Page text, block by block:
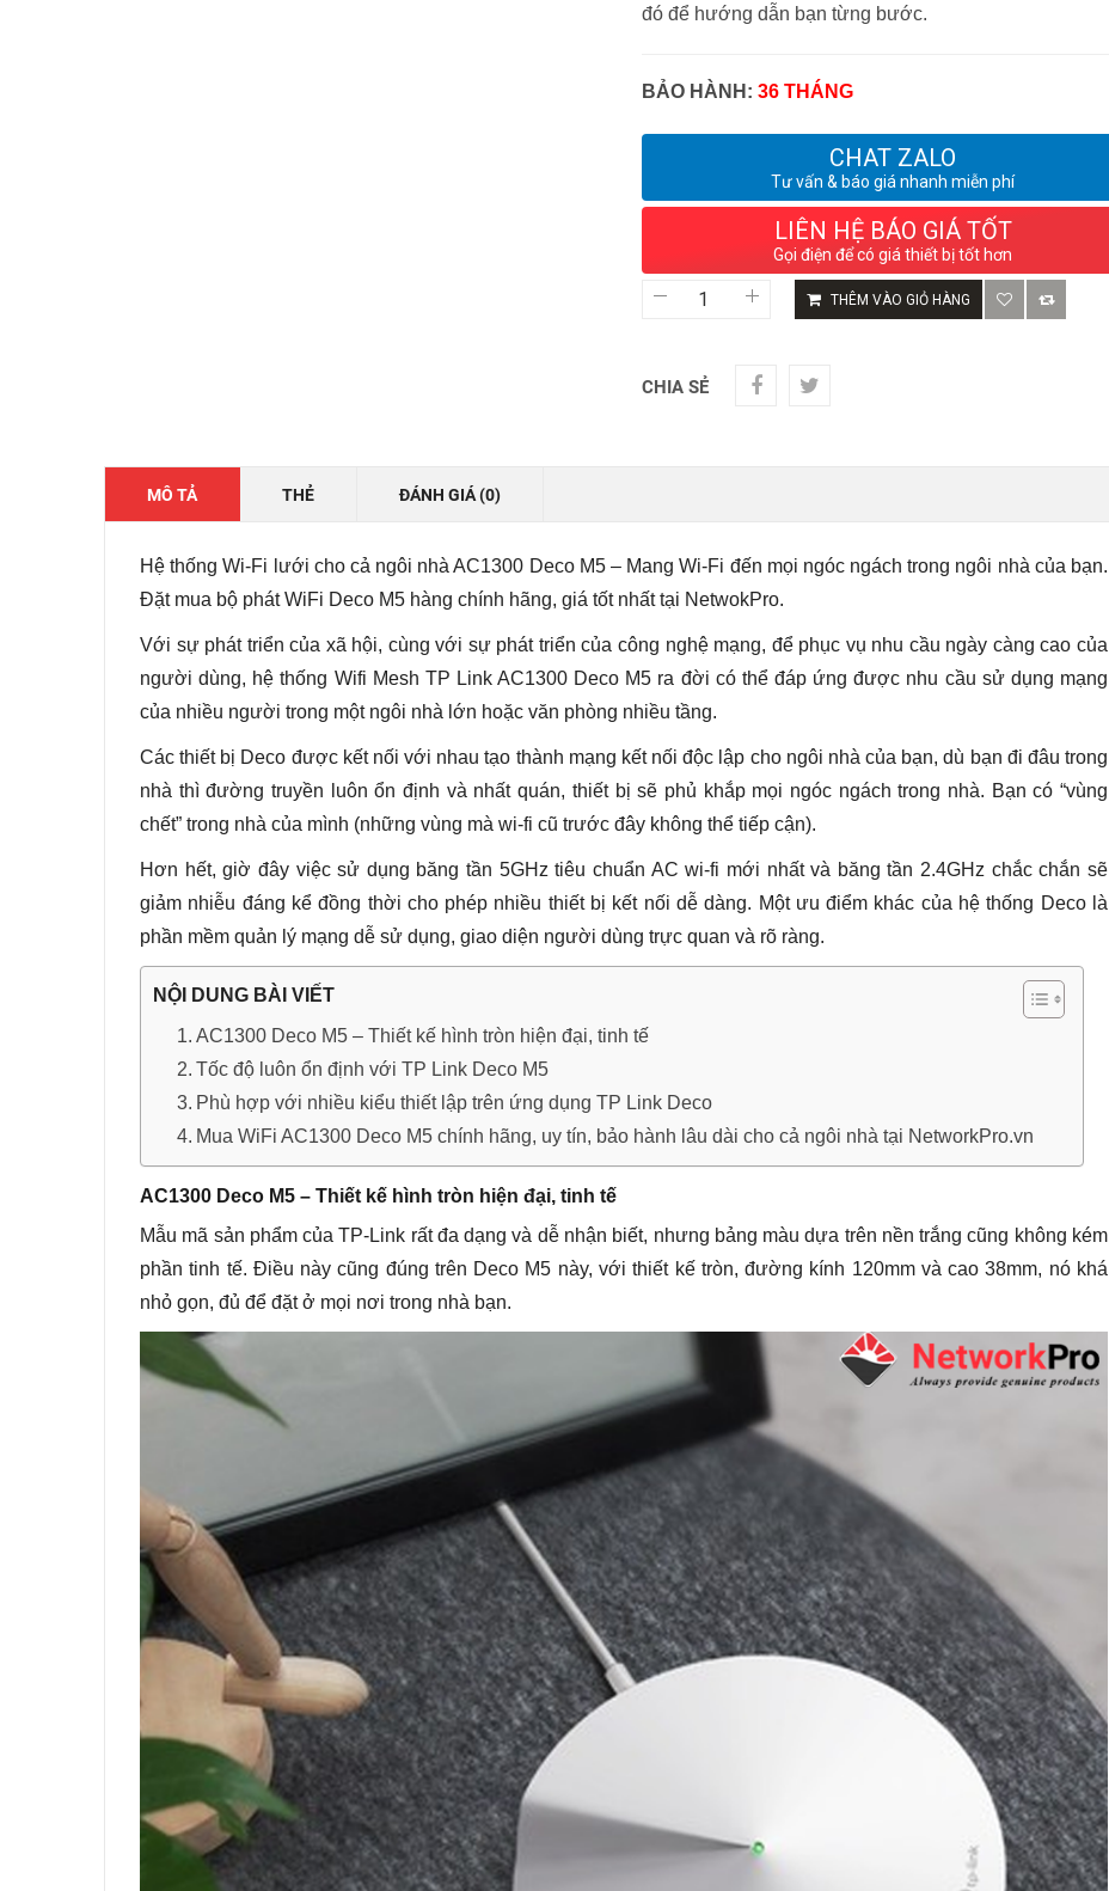
đó để hướng dẫn bạn từng bước.
BẢO HÀNH: 36 THÁNG
CHAT ZALO
Tư vấn & báo giá nhanh miễn phí
LIÊN HỆ BÁO GIÁ TỐT
Gọi điện để có giá thiết bị tốt hơn
LINK
1-
Pack
THÊM VÀO GIỎ HÀNG
CHIA SẺ
MÔ TẢ THẺ ĐÁNH GIÁ (0)
Hệ thống Wi-Fi lưới cho cả ngôi nhà AC1300 Deco M5 – Mang Wi-Fi đến mọi ngóc ngách trong ngôi nhà của bạn.
Đặt mua bộ phát WiFi Deco M5 hàng chính hãng, giá tốt nhất tại NetwokPro.
Với sự phát triển của xã hội, cùng với sự phát triển của công nghệ mạng, để phục vụ nhu cầu ngày càng cao của
người dùng, hệ thống Wifi Mesh TP Link AC1300 Deco M5 ra đời có thể đáp ứng được nhu cầu sử dụng mạng
của nhiều người trong một ngôi nhà lớn hoặc văn phòng nhiều tầng.
Các thiết bị Deco được kết nối với nhau tạo thành mạng kết nối độc lập cho ngôi nhà của bạn, dù bạn đi đâu trong
nhà thì đường truyền luôn ổn định và nhất quán, thiết bị sẽ phủ khắp mọi ngóc ngách trong nhà. Bạn có “vùng
chết” trong nhà của mình (những vùng mà wi-fi cũ trước đây không thể tiếp cận).
Hơn hết, giờ đây việc sử dụng băng tần 5GHz tiêu chuẩn AC wi-fi mới nhất và băng tần 2.4GHz chắc chắn sẽ
giảm nhiễu đáng kể đồng thời cho phép nhiều thiết bị kết nối dễ dàng. Một ưu điểm khác của hệ thống Deco là
phần mềm quản lý mạng dễ sử dụng, giao diện người dùng trực quan và rõ ràng.
NỘI DUNG BÀI VIẾT
AC1300 Deco M5 – Thiết kế hình tròn hiện đại, tinh tế
Tốc độ luôn ổn định với TP Link Deco M5
Phù hợp với nhiều kiểu thiết lập trên ứng dụng TP Link Deco
Mua WiFi AC1300 Deco M5 chính hãng, uy tín, bảo hành lâu dài cho cả ngôi nhà tại NetworkPro.vn
AC1300 Deco M5 – Thiết kế hình tròn hiện đại, tinh tế
Mẫu mã sản phẩm của TP-Link rất đa dạng và dễ nhận biết, nhưng bảng màu dựa trên nền trắng cũng không kém
phần tinh tế. Điều này cũng đúng trên Deco M5 này, với thiết kế tròn, đường kính 120mm và cao 38mm, nó khá
nhỏ gọn, đủ để đặt ở mọi nơi trong nhà bạn.